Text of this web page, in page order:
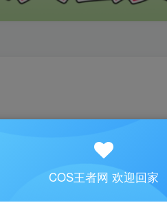
读，请付费后查看
COS王者网 欢迎回家